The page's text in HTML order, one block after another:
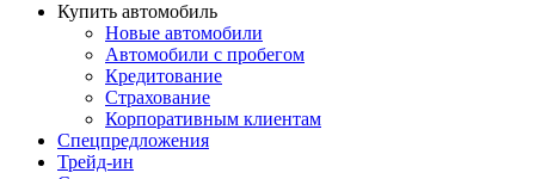
Купить автомобиль
Новые автомобили
Автомобили с пробегом
Кредитование
Страхование
Корпоративным клиентам
Спецпредложения
Трейд-ин